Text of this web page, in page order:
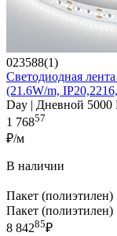
023588(1)
Светодиодная
(21.6W/m,
Day | Дневной 5000
1 76857
₽/м
В наличии
Пакет
Пакет (полиэтилен)
8 84285₽